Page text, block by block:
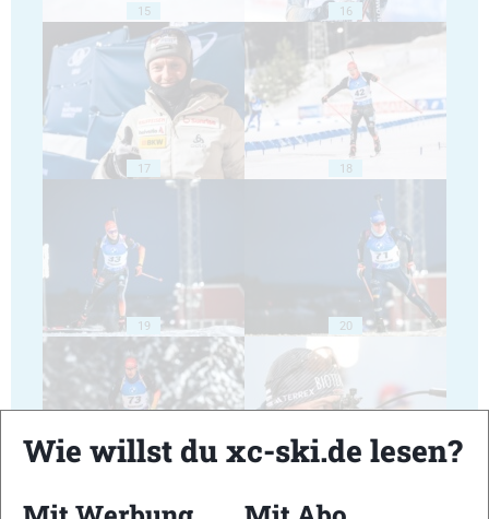
15 16
17 18
19 20
Wie willst du xc-ski.de lesen?